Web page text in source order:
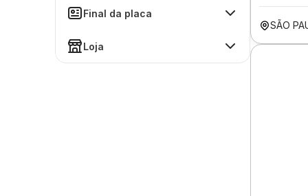
Final da placa
Loja
SÃO